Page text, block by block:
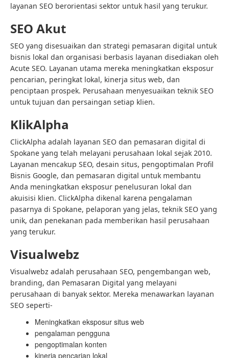
layanan SEO berorientasi sektor untuk hasil yang terukur.
SEO Akut
SEO yang disesuaikan dan strategi pemasaran digital untuk
bisnis lokal dan organisasi berbasis layanan disediakan oleh
Acute SEO. Layanan utama mereka meningkatkan eksposur
pencarian, peringkat lokal, kinerja situs web, dan
penciptaan prospek. Perusahaan menyesuaikan teknik SEO
untuk tujuan dan persaingan setiap klien.
KlikAlpha
ClickAlpha adalah layanan SEO dan pemasaran digital di
Spokane yang telah melayani perusahaan lokal sejak 2010.
Layanan mencakup SEO, desain situs, pengoptimalan Profil
Bisnis Google, dan pemasaran digital untuk membantu
Anda meningkatkan eksposur penelusuran lokal dan
akuisisi klien. ClickAlpha dikenal karena pengalaman
pasarnya di Spokane, pelaporan yang jelas, teknik SEO yang
unik, dan penekanan pada memberikan hasil perusahaan
yang terukur.
Visualwebz
Visualwebz adalah perusahaan SEO, pengembangan web,
branding, dan Pemasaran Digital yang melayani
perusahaan di banyak sektor. Mereka menawarkan layanan
SEO seperti-
Meningkatkan eksposur situs web
pengalaman pengguna
pengoptimalan konten
kinerja pencarian lokal